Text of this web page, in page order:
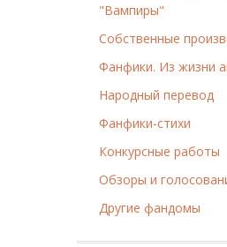
"Вампиры"
Собственные
Фанфики. Из жизни
Народный перевод
Фанфики-стихи
Конкурсные работы
Обзоры и
Другие фандомы